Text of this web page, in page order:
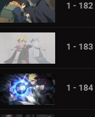
1 - 182
1 - 183
1 - 184